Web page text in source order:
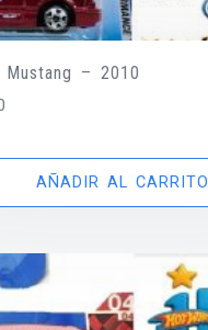
Mustang – 2010
AÑADIR AL CARRITO